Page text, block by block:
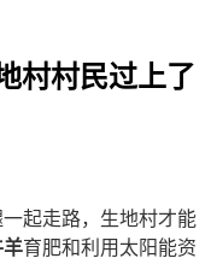
村村民过上了
起走路，生地村才能
羊育肥和利用太阳能资